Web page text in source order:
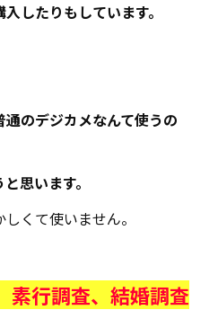
したりもしています。
のデジカメなんて使うの
思います。
くて使いません。
素行調査、結婚調査